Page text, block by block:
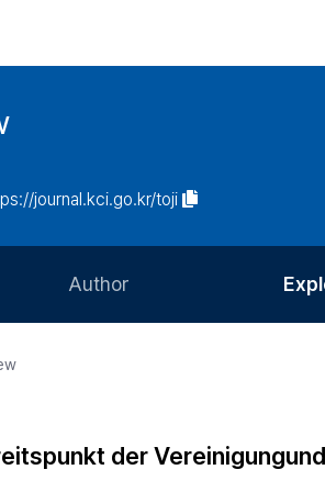
journal.kci.go.kr/toji
Author
Article Processing Charge Most
der